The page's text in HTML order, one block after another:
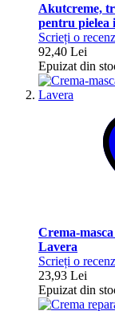
Akutcreme,
pentru pielea
Scrieți o
92,40 Lei
Epuizat din
Crema-
Lavera
Scrieți o
23,93 Lei
Epuizat din